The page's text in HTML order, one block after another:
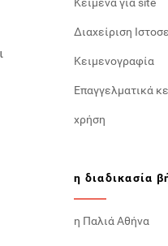
Διαχείριση
Κειμενογραφία
Επαγγελματικά
χρήση
η διαδικασία
η Παλιά Αθήνα